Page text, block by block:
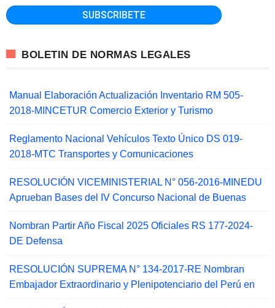
BOLETIN DE NORMAS LEGALES
Manual Elaboración Actualización Inventario RM 505-
2018-MINCETUR Comercio Exterior y Turismo
Reglamento Nacional Vehículos Texto Único DS 019-
2018-MTC Transportes y Comunicaciones
RESOLUCIÓN VICEMINISTERIAL N° 056-2016-MINEDU
Aprueban Bases del IV Concurso Nacional de Buenas
Nombran Partir Año Fiscal 2025 Oficiales RS 177-2024-
DE Defensa
RESOLUCIÓN SUPREMA N° 134-2017-RE Nombran
Embajador Extraordinario y Plenipotenciario del Perú en